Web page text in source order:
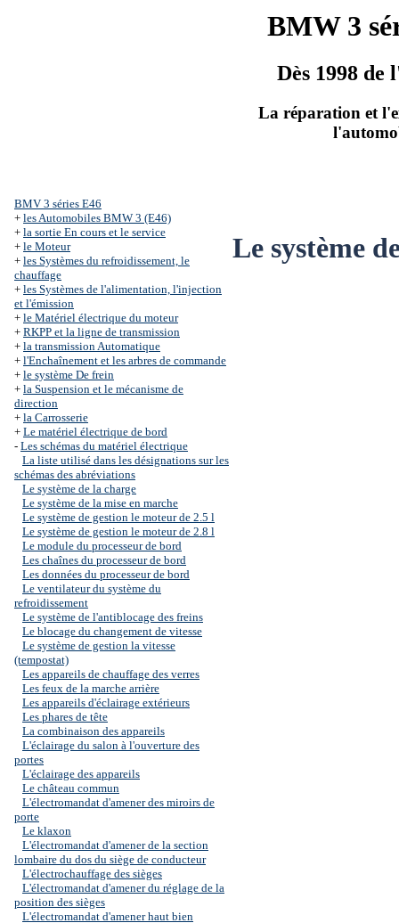
BMW 3
Dès 1998 de
La réparation et
BMV 3 séries Е46
+ les Automobiles BMW 3 (Е46)
+ la sortie En cours et le service
+ le Moteur
+ les Systèmes du refroidissement, le
chauffage
+ les Systèmes de l'alimentation, l'injection
et l'émission
+ le Matériel électrique du moteur
+ RKPP et la ligne de transmission
+ la transmission Automatique
+ l'Enchaînement et les arbres de commande
+ le système De frein
+ la Suspension et le mécanisme de
direction
+ la Carrosserie
+ Le matériel électrique de bord
- Les schémas du matériel électrique
La liste utilisé dans les désignations sur les
schémas des abréviations
Le système de la charge
Le système de la mise en marche
Le système de gestion le moteur de 2.5 l
Le système de gestion le moteur de 2.8 l
Le module du processeur de bord
Les chaînes du processeur de bord
Les données du processeur de bord
Le ventilateur du système du
refroidissement
Le système de l'antiblocage des freins
Le blocage du changement de vitesse
Le système de gestion la vitesse
(tempostat)
Les appareils de chauffage des verres
Les feux de la marche arrière
Les appareils d'éclairage extérieurs
Les phares de tête
La combinaison des appareils
L'éclairage du salon à l'ouverture des
portes
L'éclairage des appareils
Le château commun
L'électromandat d'amener des miroirs de
porte
Le klaxon
L'électromandat d'amener de la section
lombaire du dos du siège de conducteur
L'électrochauffage des sièges
L'électromandat d'amener du réglage de la
position des sièges
L'électromandat d'amener haut bien
Le système